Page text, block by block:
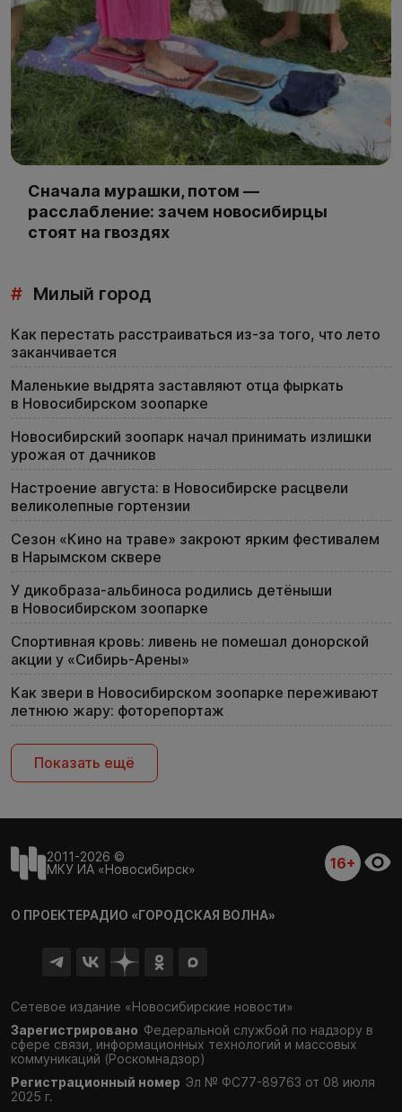
Сначала мурашки, потом —
расслабление: зачем новосибирцы
стоят на гвоздях
# Милый город
Как перестать расстраиваться из-за того, что лето
заканчивается
Маленькие выдрята заставляют отца фыркать
в Новосибирском зоопарке
Новосибирский зоопарк начал принимать излишки
урожая от дачников
Настроение августа: в Новосибирске расцвели
великолепные гортензии
Сезон «Кино на траве» закроют ярким фестивалем
в Нарымском сквере
У дикобраза-альбиноса родились детёныши
в Новосибирском зоопарке
Спортивная кровь: ливень не помешал донорской
акции у «Сибирь-Арены»
Как звери в Новосибирском зоопарке переживают
летнюю жару: фоторепортаж
Показать ещё
2011-2026 ©
МКУ ИА «Новосибирск»
16+
О ПРОЕКТЕРАДИО «ГОРОДСКАЯ ВОЛНА»
Сетевое издание «Новосибирские новости»
Зарегистрировано Федеральной службой по надзору в
сфере связи, информационных технологий и массовых
коммуникаций (Роскомнадзор)
Регистрационный номер Эл № ФС77-89763 от 08 июля
2025 г.